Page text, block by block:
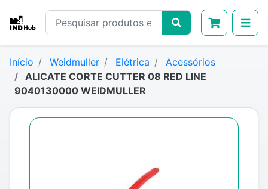
Início Weidmuller Elétrica
Acessórios
ALICATE CORTE CUTTER 08 RED LINE
9040130000 WEIDMULLER